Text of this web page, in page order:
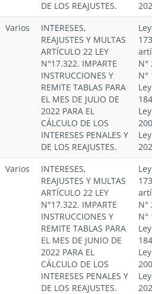
DE LOS REAJUSTES.
Varios
INTERESES,
REAJUSTES Y MULTAS
ARTÍCULO 22 LEY
N°17.322. IMPARTE
INSTRUCCIONES Y
REMITE TABLAS PARA
EL MES DE JULIO DE
2022 PARA EL
CÁLCULO DE LOS
INTERESES PENALES Y
DE LOS REAJUSTES.
N°
N°
Varios
INTERESES,
REAJUSTES Y MULTAS
ARTÍCULO 22 LEY
N°17.322. IMPARTE
INSTRUCCIONES Y
REMITE TABLAS PARA
EL MES DE JUNIO DE
2022 PARA EL
CÁLCULO DE LOS
INTERESES PENALES Y
DE LOS REAJUSTES.
N°
N°